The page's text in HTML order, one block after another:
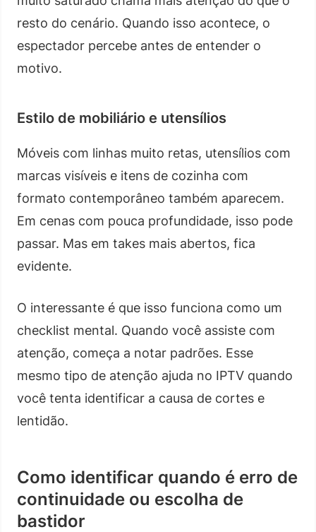
resto do cenário. Quando isso acontece, o
espectador percebe antes de entender o
motivo.
Estilo de mobiliário e utensílios
Móveis com linhas muito retas, utensílios com
marcas visíveis e itens de cozinha com
formato contemporâneo também aparecem.
Em cenas com pouca profundidade, isso pode
passar. Mas em takes mais abertos, fica
evidente.
O interessante é que isso funciona como um
checklist mental. Quando você assiste com
atenção, começa a notar padrões. Esse
mesmo tipo de atenção ajuda no IPTV quando
você tenta identificar a causa de cortes e
lentidão.
Como identificar quando é erro de
continuidade ou escolha de
bastidor